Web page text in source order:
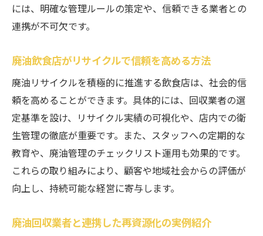
には、明確な管理ルールの策定や、信頼できる業者との
連携が不可欠です。
廃油飲食店がリサイクルで信頼を高める方法
廃油リサイクルを積極的に推進する飲食店は、社会的信
頼を高めることができます。具体的には、回収業者の選
定基準を設け、リサイクル実績の可視化や、店内での衛
生管理の徹底が重要です。また、スタッフへの定期的な
教育や、廃油管理のチェックリスト運用も効果的です。
これらの取り組みにより、顧客や地域社会からの評価が
向上し、持続可能な経営に寄与します。
廃油回収業者と連携した再資源化の実例紹介